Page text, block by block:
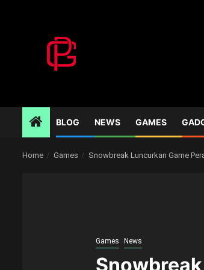
BLOG NEWS GAMES
Home Games Snowbreak Luncurkan Game
Games News